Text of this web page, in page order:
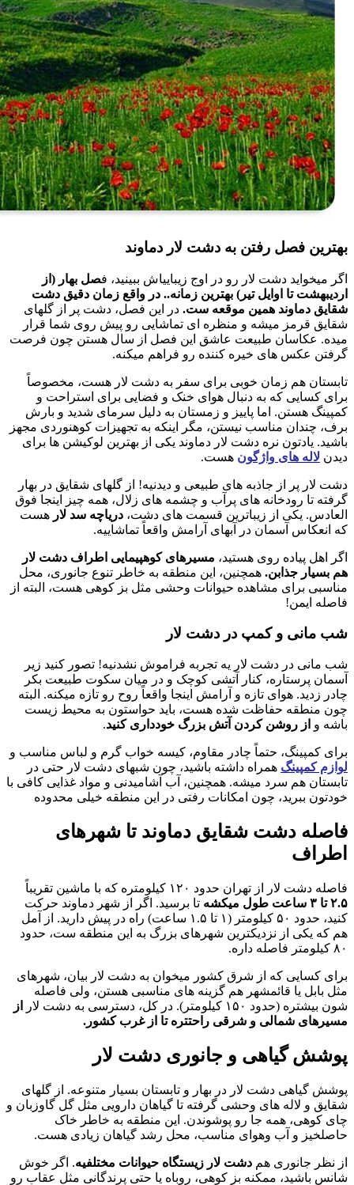
بهترین فصل رفتن به دشت لار دماوند
اگر میخواید دشت لار رو در اوج زیباییاش ببینید، فصل بهار (از
اردیبهشت تا اوایل تیر) بهترین زمانه.. در واقع زمان دقیق دشت
شقایق دماوند همین موقعه ست. در این فصل، دشت پر از گلهای
شقایق قرمز میشه و منظره ای تماشایی رو پیش روی شما قرار
میده. عکاسان طبیعت عاشق این فصل از سال هستن چون فرصت
گرفتن عکس های خیره کننده رو فراهم میکنه.
تابستان هم زمان خوبی برای سفر به دشت لار هست، مخصوصاً
برای کسایی که به دنبال هوای خنک و فضایی برای استراحت و
کمپینگ هستن. اما پاییز و زمستان به دلیل سرمای شدید و بارش
برف، چندان مناسب نیستن، مگر اینکه به تجهیزات کوهنوردی مجهز
باشید. یادتون نره دشت لار دماوند یکی از بهترین لوکیشن ها برای
دیدن لاله های واژگون هست.
دشت لار پر از جاذبه های طبیعی و دیدنیه! از گلهای شقایق در بهار
گرفته تا رودخانه های پرآب و چشمه های زلال، همه چیز اینجا فوق
العادس. یکی از زیباترین قسمت های دشت، دریاچه سد لار هست
که انعکاس آسمان در آبهای آرامش واقعاً تماشاییه.
اگر اهل پیاده روی هستید، مسیرهای کوهپیمایی اطراف دشت لار
هم بسیار جذابن. همچنین، این منطقه به خاطر تنوع جانوری، محل
مناسبی برای مشاهده حیوانات وحشی مثل بز کوهی هست، البته از
فاصله ایمن!
شب مانی و کمپ در دشت لار
شب مانی در دشت لار یه تجربه فراموش نشدنیه! تصور کنید زیر
آسمان پرستاره، کنار آتشی کوچک و در میان سکوت طبیعت بکر
چادر زدید. هوای تازه و آرامش اینجا واقعاً روح رو تازه میکنه. البته
چون منطقه حفاظت شده هست، باید حواستون به محیط زیست
باشه و از روشن کردن آتش بزرگ خودداری کنید.
برای کمپینگ، حتماً چادر مقاوم، کیسه خواب گرم و لباس مناسب و
لوازم کمپینگ همراه داشته باشید، چون شبهای دشت لار حتی در
تابستان هم سرد میشه. همچنین، آب آشامیدنی و مواد غذایی کافی با
خودتون ببرید، چون امکانات رفتی در این منطقه خیلی محدوده
فاصله دشت شقایق دماوند تا شهرهای
اطراف
فاصله دشت لار از تهران حدود ۱۲۰ کیلومتره که با ماشین تقریباً
۲.۵ تا ۳ ساعت طول میکشه
تا برسید. اگر از شهر دماوند حرکت
کنید، حدود ۵۰ کیلومتر (۱ تا ۱.۵ ساعت) راه در پیش دارید. از آمل
هم که یکی از نزدیکترین شهرهای بزرگ به این منطقه ست، حدود
۸۰ کیلومتر فاصله داره.
برای کسایی که از شرق کشور میخوان به دشت لار بیان، شهرهای
مثل بابل یا قائمشهر هم گزینه های مناسبی هستن، ولی فاصله
شون بیشتره (حدود ۱۵۰ کیلومتر). در کل، دسترسی به دشت لار
از
مسیرهای شمالی و شرقی راحتتره تا از غرب کشور.
پوشش گیاهی و جانوری دشت لار
پوشش گیاهی دشت لار در بهار و تابستان بسیار متنوعه. از گلهای
شقایق و لاله های وحشی گرفته تا گیاهان دارویی مثل گل گاوزبان و
چای کوهی، همه جا رو پوشوندن. این منطقه به خاطر خاک
حاصلخیز و آب وهوای مناسب، محل رشد گیاهان زیادی هست.
از نظر جانوری هم دشت لار زیستگاه حیوانات مختلفیه. اگر خوش
شانس باشید، ممکنه بز کوهی، روباه یا حتی پرندگانی مثل عقاب رو